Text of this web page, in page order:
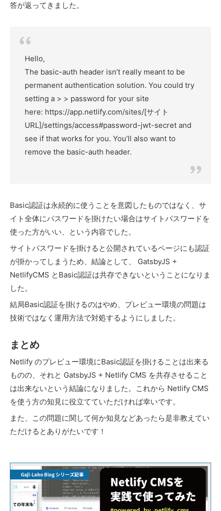
答が返ってきました。
Hello,
The basic-auth header isn’t really meant to be
permanent authentication solution. You could try
setting a > > password for your site
here: https://app.netlify.com/sites/[サイト
URL]/settings/access#password-jwt-secret and
see if that works for you. You’ll also want to
remove the basic-auth header.
Basic認証は永続的に使うことを意図したものではなく、サ
イト全体にパスワードを掛けたい場合はサイトパスワードを
使った方がいい、という内容でした。
サイトパスワードを掛けると公開されているページにも認証
が掛かってしまうため、結論として、 GatsbyJS +
NetlifyCMS とBasic認証は共存できないということになりま
した。
結局Basic認証を掛けるのはやめ、プレビュー環境の問題は
技術ではなく運用方法で対処するようにしました。
まとめ
Netlify のプレビュー環境にBasic認証を掛けることは出来る
ものの、それと GatsbyJS + Netlify CMS を共存させること
は出来ないという結論になりました。これから Netlify CMS
を使う方の知見に役立てていただければ幸いです。
また、この問題に関して何か知見などあったら是非教えてい
ただけるとありがたいです！